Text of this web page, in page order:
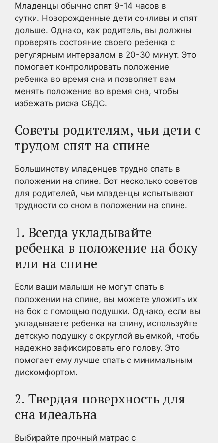
Младенцы обычно спят 9-14 часов в
сутки. Новорожденные дети сонливы и спят
дольше. Однако, как родитель, вы должны
проверять состояние своего ребенка с
регулярным интервалом в 20-30 минут. Это
помогает контролировать положение
ребенка во время сна и позволяет вам
менять положение во время сна, чтобы
избежать риска СВДС.
Советы родителям, чьи дети с
трудом спят на спине
Большинству младенцев трудно спать в
положении на спине. Вот несколько советов
для родителей, чьи младенцы испытывают
трудности со сном в положении на спине.
1. Всегда укладывайте
ребенка в положение на боку
или на спине
Если ваши малыши не могут спать в
положении на спине, вы можете уложить их
на бок с помощью подушки. Однако, если вы
укладываете ребенка на спину, используйте
детскую подушку с округлой выемкой, чтобы
надежно зафиксировать его голову. Это
помогает ему лучше спать с минимальным
дискомфортом.
2. Твердая поверхность для
сна идеальна
Выбирайте прочный матрас с